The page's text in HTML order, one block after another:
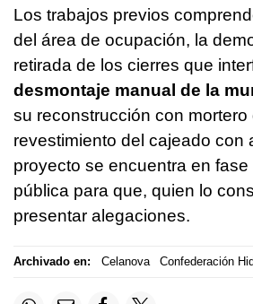
Los trabajos previos
del área de ocupación, la
retirada de los cierres que
desmontaje manual de la
su reconstrucción con mortero
revestimiento del cajeado con
proyecto se encuentra en
pública para que, quien lo
presentar alegaciones.
Archivado en: Celanova Confederación